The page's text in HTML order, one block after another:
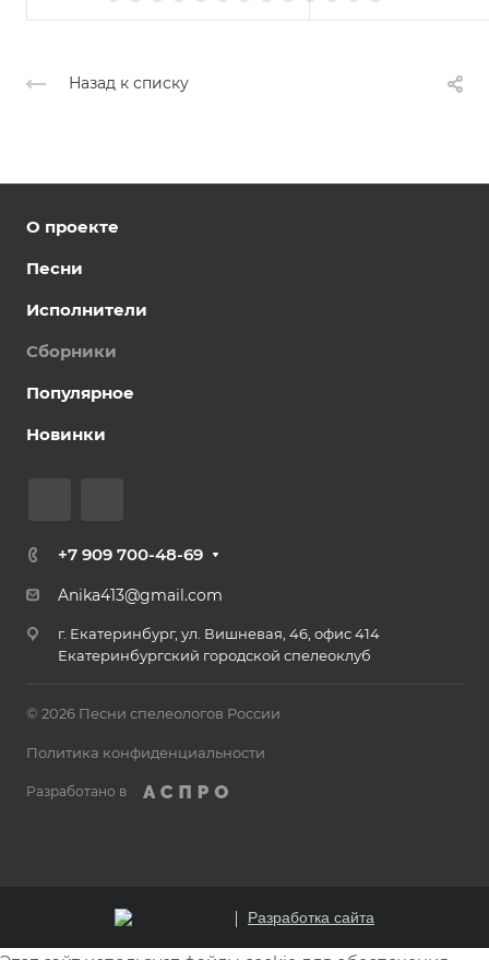
Назад к списку
О проекте
Песни
Исполнители
Сборники
Популярное
Новинки
+7 909 700-48-69
Anika413@gmail.com
г. Екатеринбург, ул. Вишневая, 46, офис 414
Екатеринбургский городской спелеоклуб
© 2026 Песни спелеологов России
Политика конфиденциальности
Разработано в
Разработка сайта